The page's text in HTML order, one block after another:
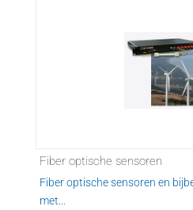
Fiber optische sensoren
Fiber optische sensoren en
met...